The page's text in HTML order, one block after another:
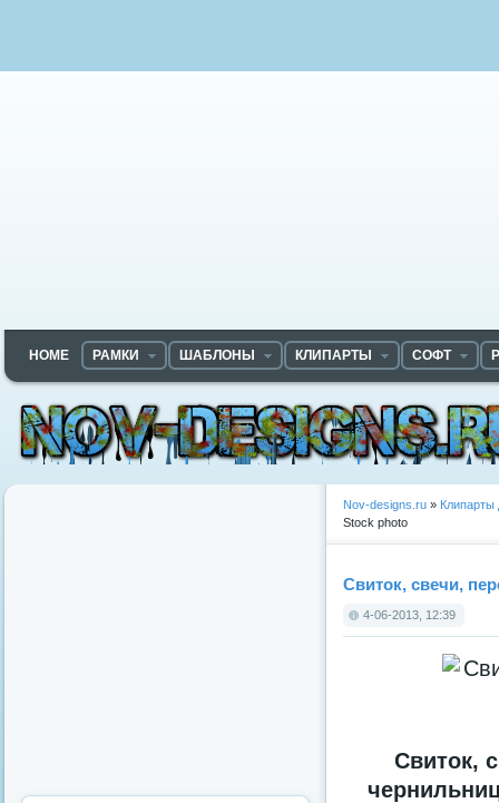
HOME РАМКИ ШАБЛОНЫ КЛИПАРТЫ СОФТ
Nov-designs.ru »
Stock photo
Свиток, свечи,
4-06-2013, 12:39
Свиток,